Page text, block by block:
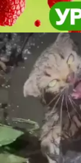
Глас народа
Глас народа
по